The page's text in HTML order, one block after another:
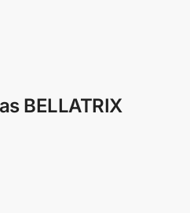
BELLATRIX